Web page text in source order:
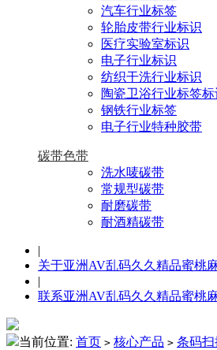
汽车行业标签
轮胎皮带行业标识
医疗实验室标识
电子行业标识
纺织干洗行业标识
陶瓷卫浴行业标签标
钢铁行业标签
电子行业特种胶带
碳带色带
洗水唛碳带
常规型碳带
耐磨碳带
耐酒精碳带
|
关于亚洲AV乱码久久精品蜜桃
|
联系亚洲AV乱码久久精品蜜桃
当前位置: 首页 > 核心产品 > 条码